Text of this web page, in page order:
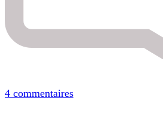
4 commentairessur